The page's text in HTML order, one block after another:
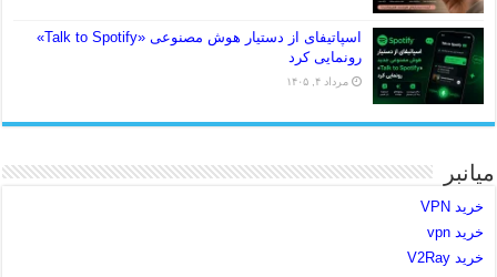
اسپاتیفای از دستیار هوش مصنوعی «Talk to Spotify»
رونمایی کرد
مرداد ۴, ۱۴۰۵
میانبر
خرید VPN
خرید vpn
خرید V2Ray